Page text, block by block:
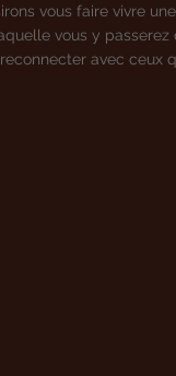
vous faire vivre
vous y
avec ceux